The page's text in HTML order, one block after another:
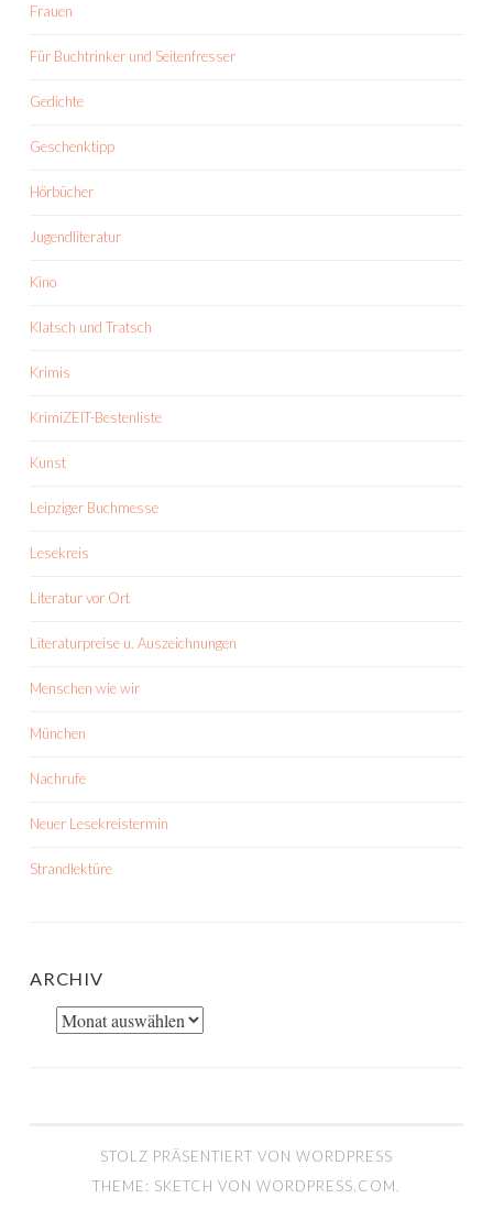
Frauen
Für Buchtrinker und Seitenfresser
Gedichte
Geschenktipp
Hörbücher
Jugendliteratur
Kino
Klatsch und Tratsch
Krimis
KrimiZEIT-Bestenliste
Kunst
Leipziger Buchmesse
Lesekreis
Literatur vor Ort
Literaturpreise u. Auszeichnungen
Menschen wie wir
München
Nachrufe
Neuer Lesekreistermin
Strandlektüre
ARCHIV
Archiv
STOLZ PRÄSENTIERT VON WORDPRESS
THEME: SKETCH VON WORDPRESS.COM